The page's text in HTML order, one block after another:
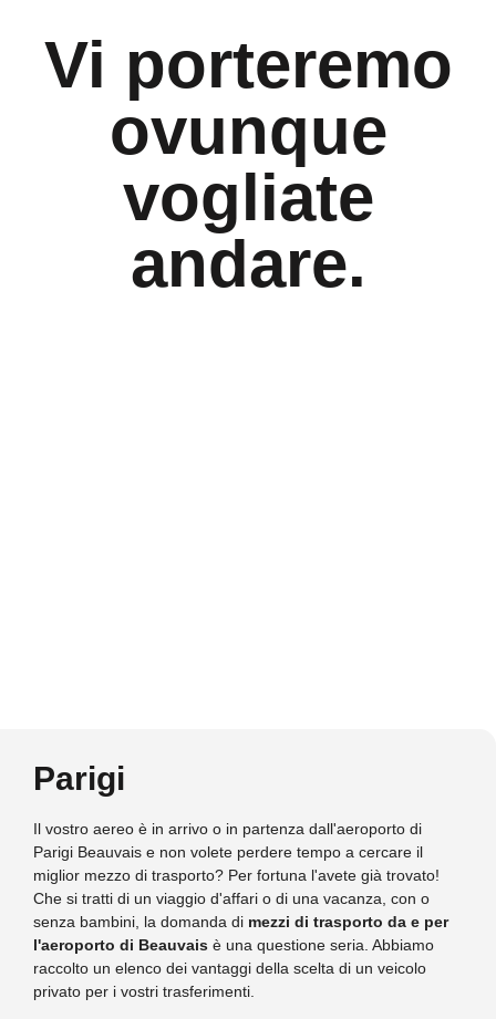
Vi porteremo
ovunque
vogliate
andare.
Parigi
Il vostro aereo è in arrivo o in partenza dall'aeroporto di
Parigi Beauvais e non volete perdere tempo a cercare il
miglior mezzo di trasporto? Per fortuna l'avete già trovato!
Che si tratti di un viaggio d'affari o di una vacanza, con o
senza bambini, la domanda di mezzi di trasporto da e per
l'aeroporto di Beauvais è una questione seria. Abbiamo
raccolto un elenco dei vantaggi della scelta di un veicolo
privato per i vostri trasferimenti.